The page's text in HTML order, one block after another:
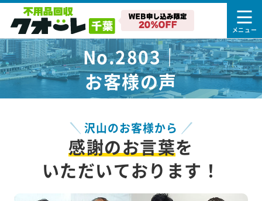
No.2803｜
お客様の声
沢山のお客様から
感謝のお言葉を
いただいております！